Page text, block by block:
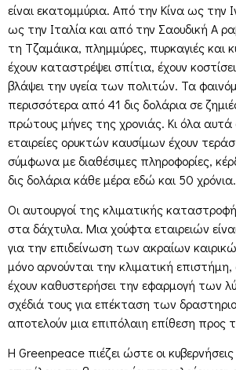
είναι εκατομμύρια. Από την Κίνα ως την
ως την Ιταλία και από την Σαουδική Α
τη Τζαμάικα, πλημμύρες, πυρκαγιές
έχουν καταστρέψει σπίτια, έχουν
βλάψει την υγεία των πολιτών. Τα
περισσότερα από 41 δις δολάρια σε
πρώτους μήνες της χρονιάς. Κι όλα αυτά
εταιρείες ορυκτών καυσίμων έχουν
σύμφωνα με διαθέσιμες πληροφορίες,
δις δολάρια κάθε μέρα εδώ και 50 χρόνια.
Οι αυτουργοί της κλιματικής
στα δάχτυλα. Μια χούφτα εταιρειών είναι
για την επιδείνωση των ακραίων
μόνο αρνούνται την κλιματική
έχουν καθυστερήσει την εφαρμογή των
σχέδιά τους για επέκταση των
αποτελούν μια επιπόλαιη επίθεση προς
Η Greenpeace πιέζει ώστε οι